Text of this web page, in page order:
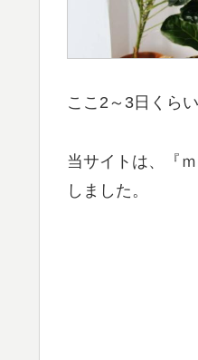
ここ2～3日くら
当サイトは、『
しました。